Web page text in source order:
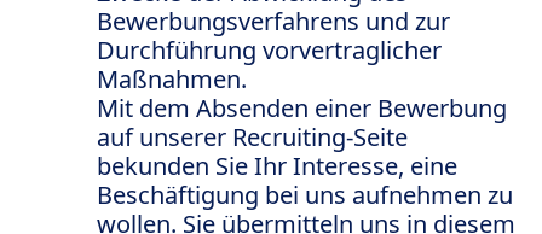
Bewerbungsverfahrens und zur
Durchführung vorvertraglicher
Maßnahmen.
Mit dem Absenden einer Bewerbung
auf unserer Recruiting-Seite
bekunden Sie Ihr Interesse, eine
Beschäftigung bei uns aufnehmen zu
wollen. Sie übermitteln uns in diesem